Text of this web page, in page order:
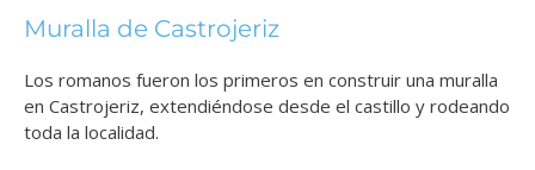
Muralla de Castrojeriz
Los romanos fueron los primeros en construir una muralla
en Castrojeriz, extendiéndose desde el castillo y rodeando
toda la localidad.